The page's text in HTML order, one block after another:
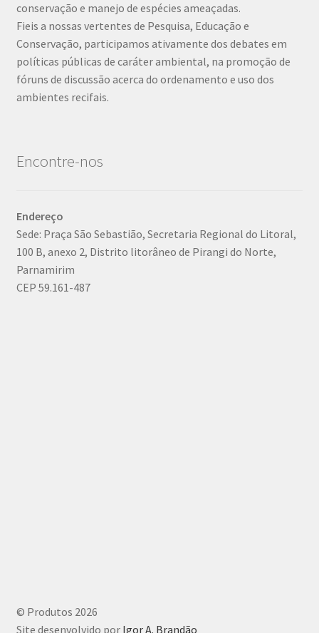
conservação e manejo de espécies ameaçadas.
Fieis a nossas vertentes de Pesquisa, Educação e
Conservação, participamos ativamente dos debates em
políticas públicas de caráter ambiental, na promoção de
fóruns de discussão acerca do ordenamento e uso dos
ambientes recifais.
Encontre-nos
Endereço
Sede: Praça São Sebastião, Secretaria Regional do Litoral,
100 B, anexo 2, Distrito litorâneo de Pirangi do Norte,
Parnamirim
CEP 59.161-487
© Produtos 2026
Site desenvolvido por Igor A. Brandão